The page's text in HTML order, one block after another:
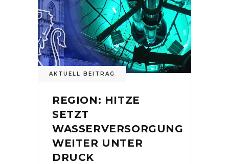
AKTUELL BEITRAG
REGION: HITZE
SETZT
WASSERVERSORGUNG
WEITER UNTER
DRUCK